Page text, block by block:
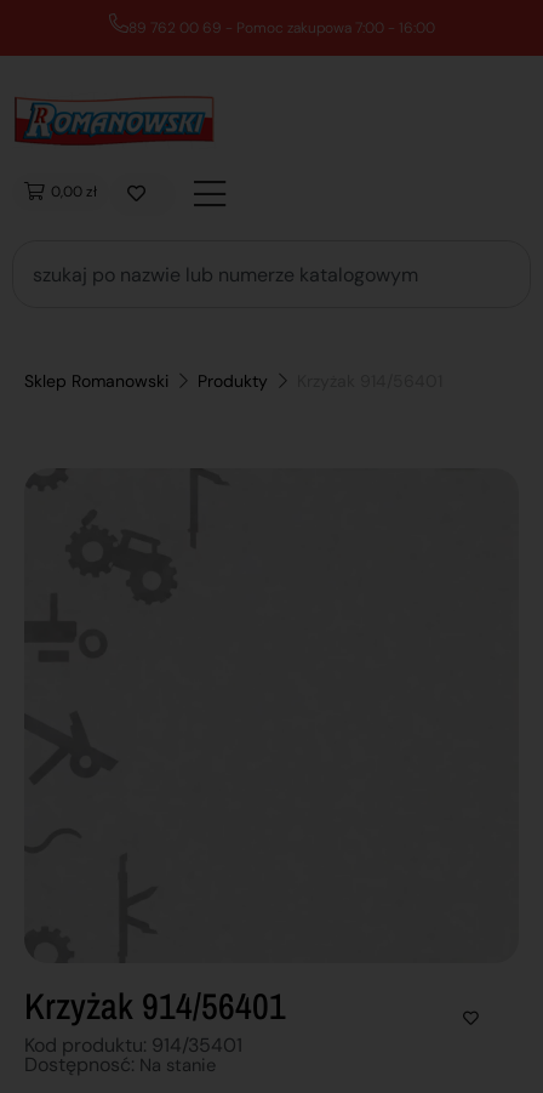
89 762 00 69 - Pomoc zakupowa 7:00 - 16:00
0,00 zł
Sklep Romanowski Produkty
Krzyżak 914/56401
Kod produktu: 914/35401
Dostępnosć: Na stanie